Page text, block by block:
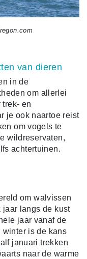
van dieren
in de
om allerlei
en
je ook naartoe reist
om vogels te
wildreservaten,
achtertuinen.
om walvissen
jaar langs de kust
jaar vanaf de
winter is de kans
januari trekken
naar de warme